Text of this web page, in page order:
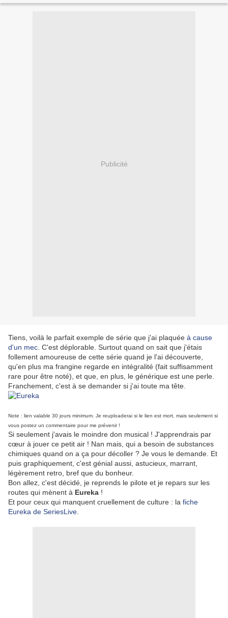
Publicité
Tiens, voilà le parfait exemple de série que j'ai plaquée à cause
d'un mec . C'est déplorable. Surtout quand on sait que j'étais
follement amoureuse de cette série quand je l'ai découverte,
qu'en plus ma frangine regarde en intégralité (fait suffisamment
rare pour être noté), et que, en plus, le générique est une perle.
Franchement, c'est à se demander si j'ai toute ma tête.
Note : lien valable 30 jours minimum. Je reuploaderai si le lien est mort, mais seulement si
vous postez un commentaire pour me prévenir !
Si seulement j'avais le moindre don musical ! J'apprendrais par
cœur à jouer ce petit air ! Nan mais, qui a besoin de substances
chimiques quand on a ça pour décoller ? Je vous le demande. Et
puis graphiquement, c'est génial aussi, astucieux, marrant,
légèrement retro, bref que du bonheur.
Bon allez, c'est décidé, je reprends le pilote et je repars sur les
routes qui mènent à Eureka !
Et pour ceux qui manquent cruellement de culture : la fiche
Eureka de SeriesLive